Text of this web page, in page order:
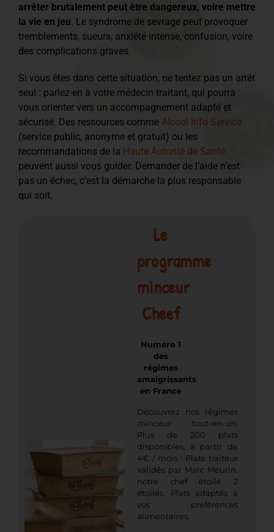
arrêter brutalement peut être dangereux, voire mettre
la vie en jeu. Le syndrome de sevrage peut provoquer
tremblements, sueurs, anxiété intense, confusion, voire
des complications graves.
Si vous êtes dans cette situation, ne tentez pas un arrêt
seul : parlez-en à votre médecin traitant, qui pourra
vous orienter vers un accompagnement adapté et
sécurisé. Des ressources comme Alcool Info Service
(service public, anonyme et gratuit) ou les
recommandations de la Haute Autorité de Santé
peuvent aussi vous guider. Demander de l’aide n’est
pas un échec, c’est la démarche la plus responsable
qui soit.
Le
programme
minceur
Cheef
Numéro 1
des
régimes
amaigrissants
en France
Découvrez nos régimes
minceur tout-en-un.
Plus de 200 plats
disponibles, à partir de
4€ / mois ! Plats traiteur
validés par Marc Meurin,
notre chef étoilé 2
étoilés. Plats adaptés à
vos préférences
alimentaires.